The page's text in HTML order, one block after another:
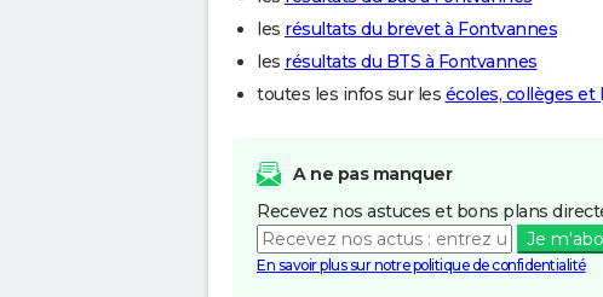
les résultats du brevet à Fontvannes
les résultats du BTS à Fontvannes
toutes les infos sur les écoles, collèges
A ne pas manquer
Recevez nos astuces et bons plans
Je
En savoir plus sur notre politique de confidentialité